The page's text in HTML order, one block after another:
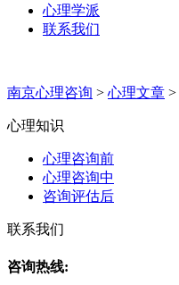
心理学派
联系我们
南京心理咨询 > 心理文章 >
心理知识
心理咨询前
心理咨询中
咨询评估后
联系我们
咨询热线: